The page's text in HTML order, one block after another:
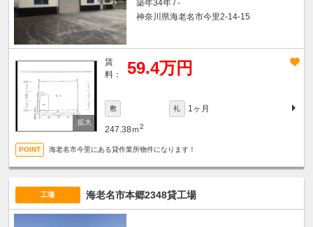
築年34年 / -
神奈川県海老名市今里2-14-15
賃
料：
59.4万円
敷 礼 1ヶ月
247.38ｍ2
海老名市今里にある貸作業所物件になります！
工場 海老名市本郷2348貸工場